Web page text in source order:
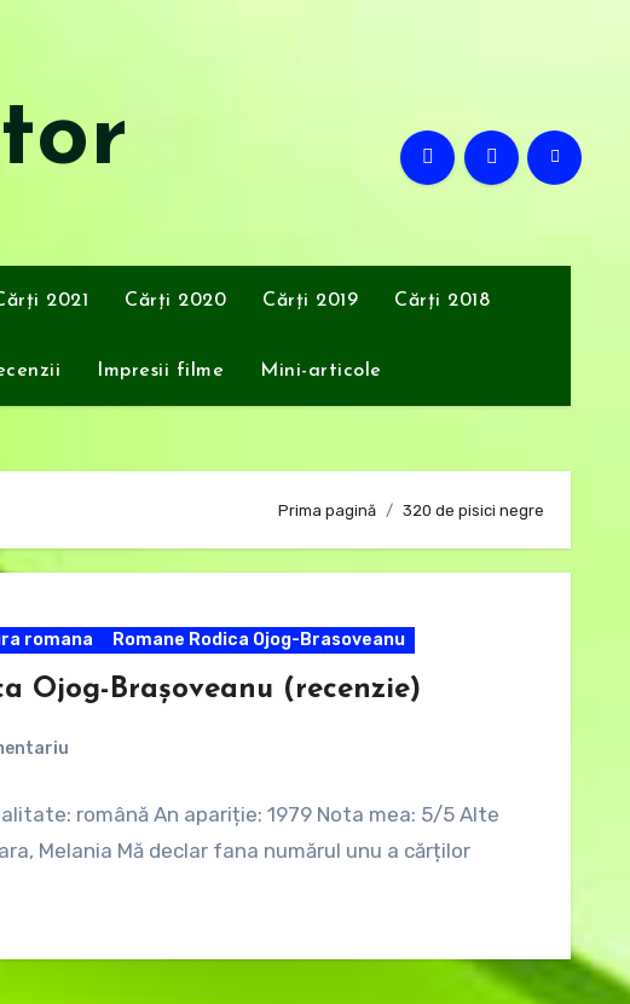
2021 Cărți 2020 Cărți 2019 Cărți 2018
Impresii filme Mini-articole
Prima pagină 320 de pisici negre
romana Romane Rodica Ojog-Brasoveanu
Ojog-Brașoveanu (recenzie)
română An apariție: 1979 Nota mea: 5/5 Alte
Melania Mă declar fana numărul unu a cărților